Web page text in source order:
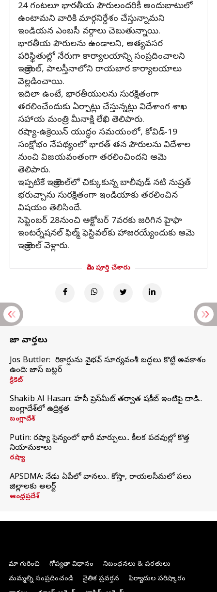
24 గంటలూ భారతీయ పౌరులందరికీ అందుబాటులో
ఉంటామని వారికి మార్గనిర్దేశం చేస్తున్నామని
ఇండియన ఎంబసీ వర్గాలు చెబుతున్నాయి.
భారతీయ పౌరులను ఉండాలని, అత్యవసర
పరిస్థితుల్లో నేరుగా కార్యాలయాన్ని సంప్రదించాలని
ఇజ్రాయెల్‌, పాలస్తీనాలోని రాయబార కార్యాలయాలు
వెల్లడించాయి.
ఇదిలా ఉంటే, భారతీయులను సురక్షితంగా
తరలించేందుకు ఏర్పాట్లు చేస్తున్నట్లు విదేశాంగ శాఖ
సహాయ మంత్రి మీనాక్షి లేఖి తెలిపారు.
రష్యా-ఉక్రెయిన్ యుద్ధం సమయంలో, కోవిడ్-19
సంక్షోభం నేపథ్యంలో భారత్ తన పౌరులను విదేశాల
నుంచి విజయవంతంగా తరలించిందని ఆమె
తెలిపారు.
ఇప్పటికే ఇజ్రాయెల్‌లో చిక్కుకున్న బాలీవుడ్ నటి నుష్రత్
భరుచ్చాను సురక్షితంగా ఇండియాకు తరలించిన
విషయం తెలిసిందే.
సెప్టెంబర్ 28నుంచి అక్టోబర్ 7వరకు జరిగిన హైఫా
ఇంటర్నేషనల్ ఫిల్మ్ ఫెస్టివల్‌కు హాజరయ్యేందుకు ఆమె
ఇజ్రాయెల్ వెళ్లారు.
మీరు పూర్తి చేశారు
తాజా వార్తలు
Jos Buttler: నా రికార్డును వైభవ్ సూర్యవంశీ బద్దలు కొట్టే అవకాశం
ఉంది: జాస్ బట్లర్
క్రికెట్
Shakib Al Hasan: హసీనా ప్రెస్‌మీట్‌ తర్వాత షకీబ్‌ ఇంటిపై దాడి..
బంగ్లాదేశ్‌లో ఉద్రిక్తత
బంగ్లాదేశ్
Putin: రష్యా సైన్యంలో భారీ మార్పులు.. కీలక పదవుల్లో కొత్త
నియామకాలు
రష్యా
APSDMA: నేడు ఏపీలో వానలు.. కోస్తా, రాయలసీమలో పలు
జిల్లాలకు అలర్ట్
ఆంధ్రప్రదేశ్
మా గురించి గోప్యతా విధానం
నిబంధనలు & షరతులు
మమ్మల్ని సంప్రదించండి
నైతిక ప్రవర్తన
ఫిర్యాదుల పరిష్కారం